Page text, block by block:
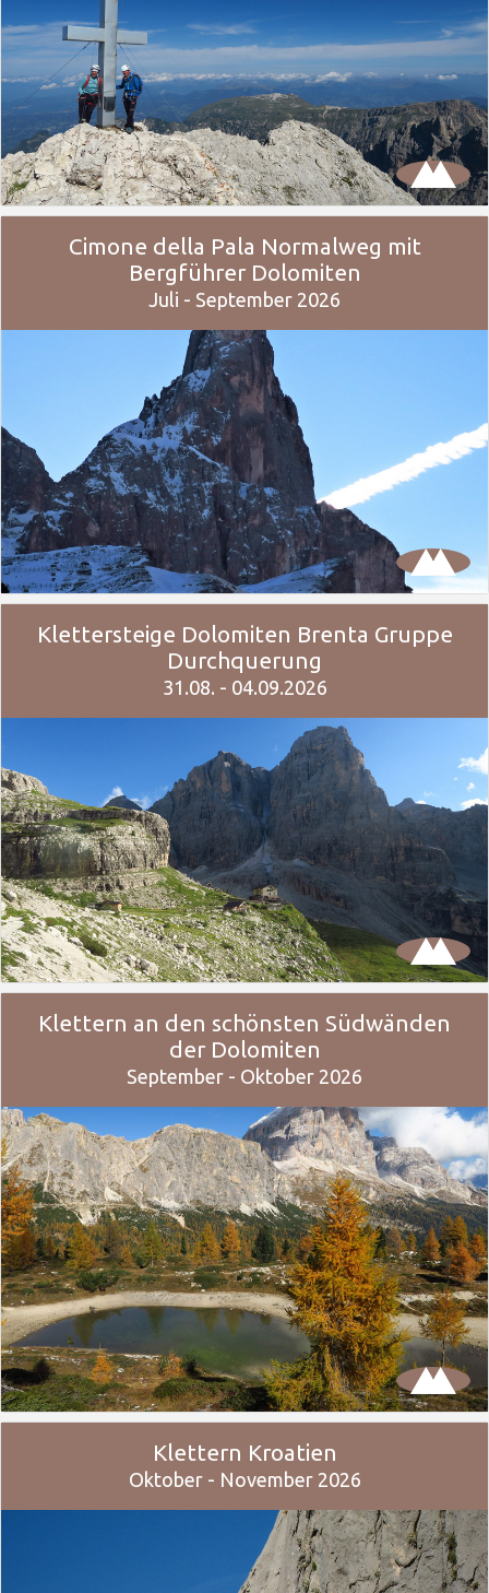
Cimone della Pala Normalweg mit
Bergführer Dolomiten
Juli - September 2026
Klettersteige Dolomiten Brenta Gruppe
Durchquerung
31.08. - 04.09.2026
Klettern an den schönsten Südwänden
der Dolomiten
September - Oktober 2026
Klettern Kroatien
Oktober - November 2026